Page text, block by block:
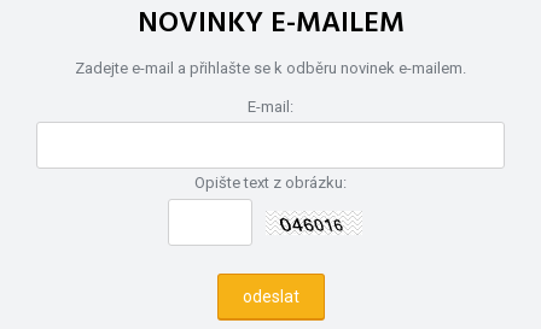
NOVINKY E-MAILEM
Zadejte e-mail a přihlašte se k odběru novinek e-mailem.
E-mail:
Opište text z obrázku: